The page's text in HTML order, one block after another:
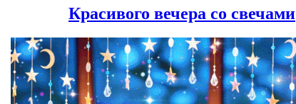
Красивого вечера со свечами